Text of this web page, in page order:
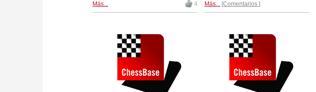
ejemplo, Fabiano Caruana,
sección femenina, Irina Krush y
Carissa Yip. El torneo se
disputará a 11 rondas y la bolsa
de premios asciende a casi
200.000 dólares
estadounidenses. Además del
Más... 4
mejores jugadoras femeninas del
para el ajerez femenino en
general. Los mecenas y
organizadores del torneo son
Jeanne la Dra. Jeanne Cairns-
Sinquefild y su esposo Rex
Sinquefield. Ayer se disputó la
Más... Comentarios